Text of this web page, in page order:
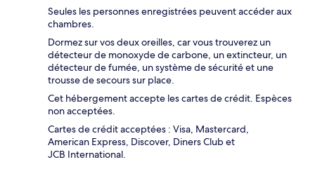
Seules les personnes enregistrées peuvent accéder aux
chambres.
Dormez sur vos deux oreilles, car vous trouverez un
détecteur de monoxyde de carbone, un extincteur, un
détecteur de fumée, un système de sécurité et une
trousse de secours sur place.
Cet hébergement accepte les cartes de crédit. Espèces
non acceptées.
Cartes de crédit acceptées : Visa, Mastercard,
American Express, Discover, Diners Club et
JCB International.